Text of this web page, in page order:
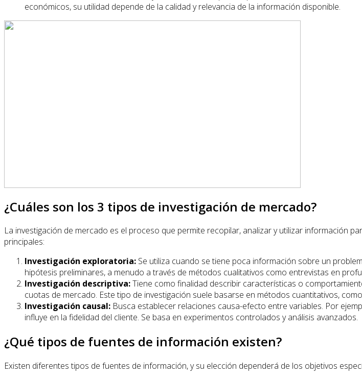
económicos, su utilidad depende de la calidad y relevancia de la información disponible.
¿Cuáles son los 3 tipos de investigación de mercado?
La investigación de mercado es el proceso que permite recopilar, analizar y utilizar información
principales:
Investigación exploratoria: Se utiliza cuando se tiene poca información sobre un
hipótesis preliminares, a menudo a través de métodos cualitativos como entrevistas en
Investigación descriptiva:Tiene como finalidad describir características o
cuotas de mercado. Este tipo de investigación suele basarse en métodos cuantitativos,
Investigación causal: Busca establecer relaciones causa-efecto entre variables. Por
influye en la fidelidad del cliente. Se basa en experimentos controlados y análisis avanzados.
¿Qué tipos de fuentes de información existen?
Existen diferentes tipos de fuentes de información, y su elección dependerá de los objetivos